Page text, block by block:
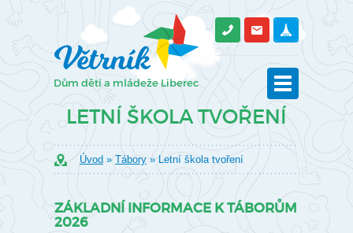
LETNÍ ŠKOLA TVOŘENÍ
Úvod » Tábory » Letní škola tvoření
ZÁKLADNÍ INFORMACE K TÁBORŮM
2026